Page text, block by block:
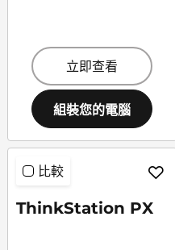
立即查看
組裝您的電腦
比較
ThinkStation PX